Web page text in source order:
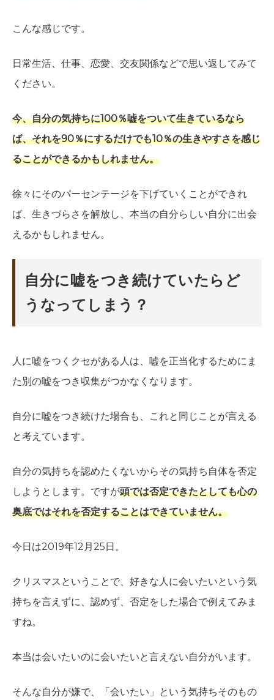
こんな感じです。
日常生活、仕事、恋愛、交友関係などで思い返してみて
ください。
今、自分の気持ちに100％嘘をついて生きているなら
ば、それを90％にするだけでも10％の生きやすさを感じ
ることができるかもしれません。
徐々にそのパーセンテージを下げていくことができれ
ば、生きづらさを解放し、本当の自分らしい自分に出会
えるかもしれません。
自分に嘘をつき続けていたらど
うなってしまう？
人に嘘をつくクセがある人は、嘘を正当化するためにま
た別の嘘をつき収集がつかなくなります。
自分に嘘をつき続けた場合も、これと同じことが言える
と考えています。
自分の気持ちを認めたくないからその気持ち自体を否定
しようとします。ですが頭では否定できたとしても心の
奥底ではそれを否定することはできていません。
今日は2019年12月25日。
クリスマスということで、好きな人に会いたいという気
持ちを言えずに、認めず、否定をした場合で例えてみま
すね。
本当は会いたいのに会いたいと言えない自分がいます。
そんな自分が嫌で、「会いたい」という気持ちそのもの